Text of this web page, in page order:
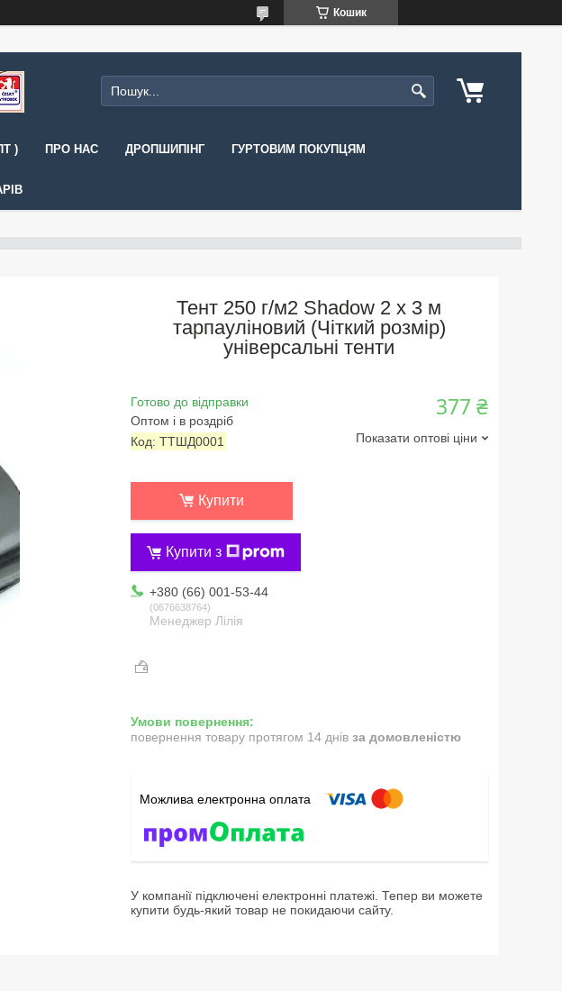
Кошик
) ПРО НАС ДРОПШИПІНГ ГУРТОВИМ ПОКУПЦЯМ
Тент 250 г/м2 Shadow 2 х 3 м
тарпауліновий (Чіткий розмір)
універсальні тенти
Готово до відправки
Оптом і в роздріб
Код: ТТШД0001
377 ₴
Показати оптові ціни
Купити
Купити з
+380 (66) 001-53-44
0676638764
Менеджер Лілія
повернення товару протягом 14 днів за домовленістю
У компанії підключені електронні платежі. Тепер ви можете
купити будь-який товар не покидаючи сайту.